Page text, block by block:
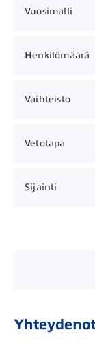
Vuosimalli
Henkilömäärä
Vaihteisto
Vetotapa
Sijainti